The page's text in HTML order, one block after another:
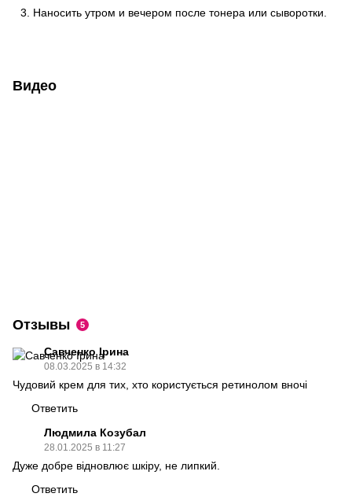
Наносить утром и вечером после тонера или сыворотки.
Видео
Отзывы 5
Савченко Ірина
08.03.2025 в 14:32
Чудовий крем для тих, хто користується ретинолом вночі
Ответить
Людмила Козубал
28.01.2025 в 11:27
Дуже добре відновлює шкіру, не липкий.
Ответить